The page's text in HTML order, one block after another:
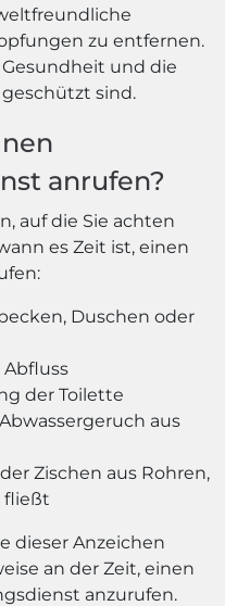
zu entfernen.
und die
sind.
anrufen?
auf die Sie achten
es Zeit ist, einen
Duschen oder
Abfluss
der Toilette
aus
Zischen aus Rohren,
fließt
dieser Anzeichen
an der Zeit, einen
anzurufen.